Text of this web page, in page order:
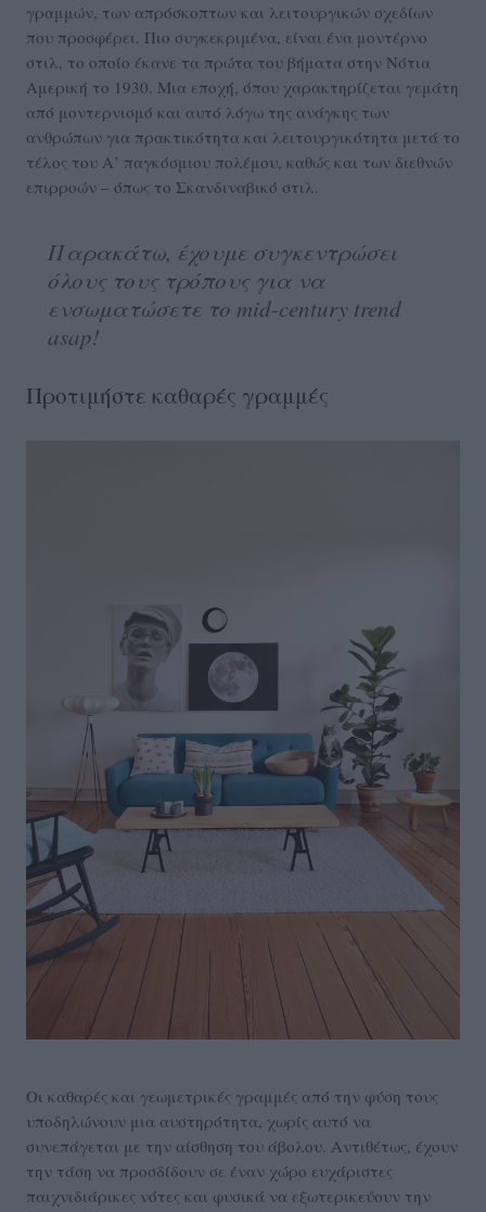
γραμμών, των απρόσκοπτων και λειτουργικών σχεδίων
που προσφέρει. Πιο συγκεκριμένα, είναι ένα μοντέρνο
στιλ, το οποίο έκανε τα πρώτα του βήματα στην Νότια
Αμερική το 1930. Μια εποχή, όπου χαρακτηρίζεται γεμάτη
από μοντερνισμό και αυτό λόγω της ανάγκης των
ανθρώπων για πρακτικότητα και λειτουργικότητα μετά το
τέλος του Α’ παγκόσμιου πολέμου, καθώς και των διεθνών
επιρροών – όπως το Σκανδιναβικό στιλ.
Παρακάτω, έχουμε συγκεντρώσει
όλους τους τρόπους για να
ενσωματώσετε το mid-century trend
asap!
Προτιμήστε καθαρές γραμμές
Οι καθαρές και γεωμετρικές γραμμές από την φύση τους
υποδηλώνουν μια αυστηρότητα, χωρίς αυτό να
συνεπάγεται με την αίσθηση του άβολου. Αντιθέτως, έχουν
την τάση να προσδίδουν σε έναν χώρο ευχάριστες
παιχνιδιάρικες νότες και φυσικά να εξωτερικεύουν την